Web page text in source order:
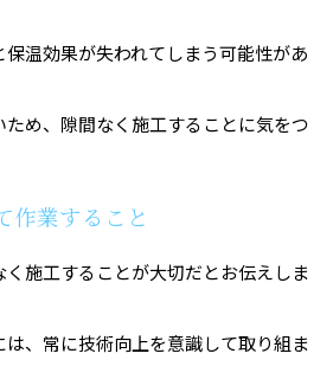
温効果が失われてしまう可能性があ
め、隙間なく施工することに気をつ
作業すること
施工することが大切だとお伝えしま
、常に技術向上を意識して取り組ま